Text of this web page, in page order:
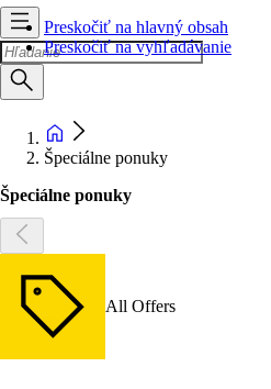
Preskočiť na hlavný obsah
Preskočiť na vyhľadávanie
Špeciálne ponuky
Špeciálne ponuky
All Offers